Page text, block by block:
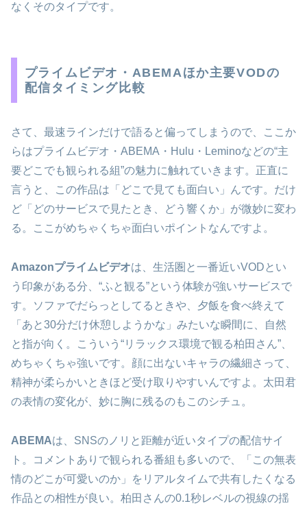
なくそのタイプです。
プライムビデオ・ABEMAほか主要VODの
配信タイミング比較
さて、最速ラインだけで語ると偏ってしまうので、ここか
らはプライムビデオ・ABEMA・Hulu・Leminoなどの“主
要どこでも観られる組”の魅力に触れていきます。正直に
言うと、この作品は「どこで見ても面白い」んです。だけ
ど「どのサービスで見たとき、どう響くか」が微妙に変わ
る。ここがめちゃくちゃ面白いポイントなんですよ。
Amazonプライムビデオは、生活圏と一番近いVODとい
う印象がある分、“ふと観る”という体験が強いサービスで
す。ソファでだらっとしてるときや、夕飯を食べ終えて
「あと30分だけ休憩しようかな」みたいな瞬間に、自然
と指が向く。こういう“リラックス環境で観る柏田さん”、
めちゃくちゃ強いです。顔に出ないキャラの繊細さって、
精神が柔らかいときほど受け取りやすいんですよ。太田君
の表情の変化が、妙に胸に残るのもこのシチュ。
ABEMAは、SNSのノリと距離が近いタイプの配信サイ
ト。コメントありで観られる番組も多いので、「この無表
情のどこが可愛いのか」をリアルタイムで共有したくなる
作品との相性が良い。柏田さんの0.1秒レベルの視線の揺